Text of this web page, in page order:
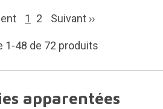
1 2 Suivant ››
1-48 de 72 produits
apparentées